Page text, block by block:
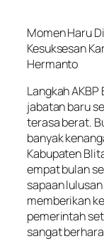
Momen Haru
Kesuksesan
Hermanto
Langkah
jabatan baru
terasa berat.
banyak
Kabupaten
empat bulan
sapaan
memberikan
pemerintah
sangat